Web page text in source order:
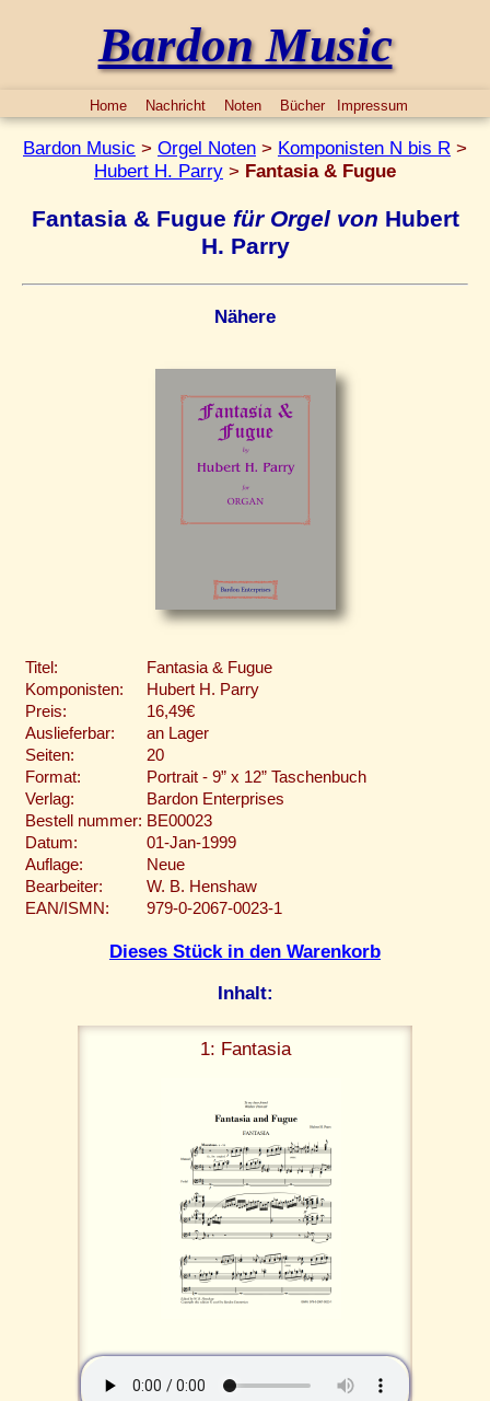
Bardon Music
Home Nachricht Noten Bücher Impressum
Bardon Music > Orgel Noten > Komponisten N bis R >
Hubert H. Parry > Fantasia & Fugue
Fantasia & Fugue für Orgel von Hubert
H. Parry
Nähere
Titel:
Fantasia & Fugue
Komponisten:
Hubert H. Parry
Preis:
16,49€
Auslieferbar:
an Lager
Seiten:
20
Format:
Portrait - 9” x 12” Taschenbuch
Verlag:
Bardon Enterprises
Bestell nummer: BE00023
Datum:
01-Jan-1999
Auflage:
Neue
Bearbeiter:
W. B. Henshaw
EAN/ISMN:
979-0-2067-0023-1
Dieses Stück in den Warenkorb
Inhalt:
1: Fantasia